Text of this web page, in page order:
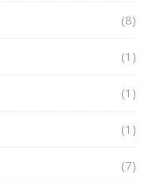
(8)
(1)
(1)
(1)
(7)